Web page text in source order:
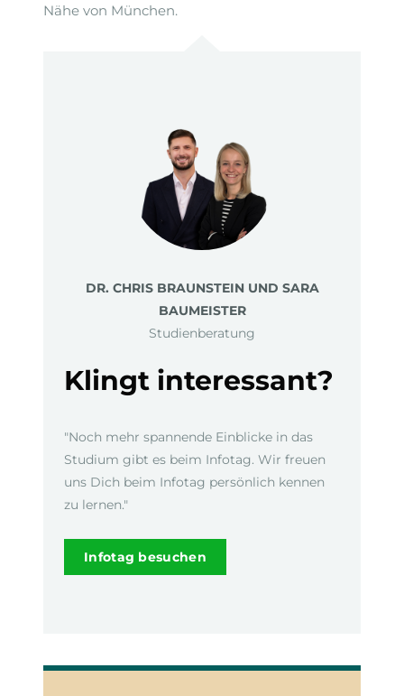
Nähe von München.
DR. CHRIS BRAUNSTEIN UND SARA
BAUMEISTER
Studienberatung
Klingt interessant?
"Noch mehr spannende Einblicke in das
Studium gibt es beim Infotag. Wir freuen
uns Dich beim Infotag persönlich kennen
zu lernen."
Infotag besuchen